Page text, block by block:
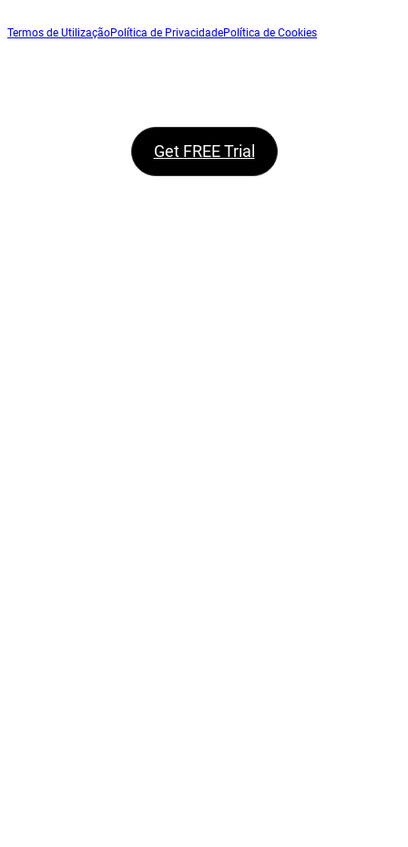
Termos de UtilizaçãoPolítica de PrivacidadePolítica de Cookies
Get FREE Trial